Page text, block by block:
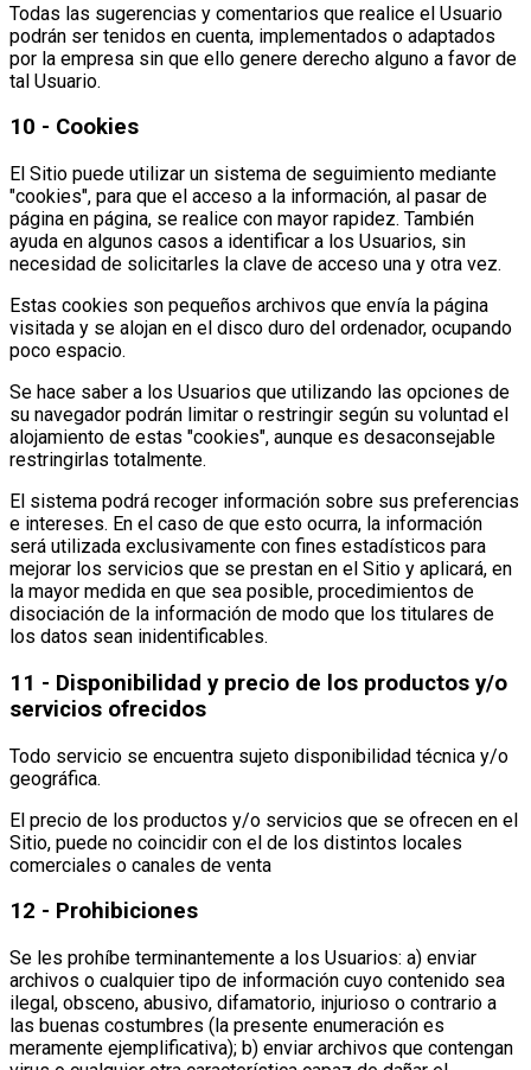
Todas las sugerencias y comentarios que realice el Usuario
podrán ser tenidos en cuenta, implementados o adaptados
por la empresa sin que ello genere derecho alguno a favor de
tal Usuario.
10 - Cookies
El Sitio puede utilizar un sistema de seguimiento mediante
"cookies", para que el acceso a la información, al pasar de
página en página, se realice con mayor rapidez. También
ayuda en algunos casos a identificar a los Usuarios, sin
necesidad de solicitarles la clave de acceso una y otra vez.
Estas cookies son pequeños archivos que envía la página
visitada y se alojan en el disco duro del ordenador, ocupando
poco espacio.
Se hace saber a los Usuarios que utilizando las opciones de
su navegador podrán limitar o restringir según su voluntad el
alojamiento de estas "cookies", aunque es desaconsejable
restringirlas totalmente.
El sistema podrá recoger información sobre sus preferencias
e intereses. En el caso de que esto ocurra, la información
será utilizada exclusivamente con fines estadísticos para
mejorar los servicios que se prestan en el Sitio y aplicará, en
la mayor medida en que sea posible, procedimientos de
disociación de la información de modo que los titulares de
los datos sean inidentificables.
11 - Disponibilidad y precio de los productos y/o
servicios ofrecidos
Todo servicio se encuentra sujeto disponibilidad técnica y/o
geográfica.
El precio de los productos y/o servicios que se ofrecen en el
Sitio, puede no coincidir con el de los distintos locales
comerciales o canales de venta
12 - Prohibiciones
Se les prohíbe terminantemente a los Usuarios: a) enviar
archivos o cualquier tipo de información cuyo contenido sea
ilegal, obsceno, abusivo, difamatorio, injurioso o contrario a
las buenas costumbres (la presente enumeración es
meramente ejemplificativa); b) enviar archivos que contengan